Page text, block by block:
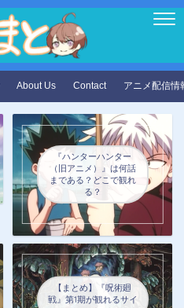
About Us Contact アニメ配信情
『ハンターハンター
（旧アニメ）』は何話
まである？どこで観れ
る？
【まとめ】『呪術廻
戦』第1期が観れるサイ